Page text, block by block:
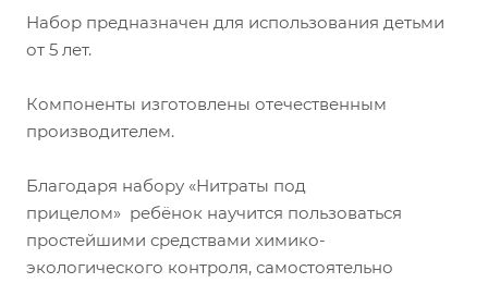
Набор предназначен для использования детьми
от 5 лет.
Компоненты изготовлены отечественным
производителем.
Благодаря набору «Нитраты под
прицелом» ребёнок научится пользоваться
простейшими средствами химико-
экологического контроля, самостоятельно